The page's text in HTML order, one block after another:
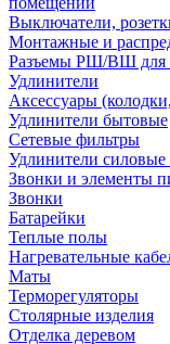
Выключатели,
Монтажные и
Разъемы РШ/ВШ для
Удлинители
Аксессуары
Удлинители бытовые
Сетевые фильтры
Удлинители силовые
Звонки и элементы
Звонки
Батарейки
Теплые полы
Нагревательные
Маты
Терморегуляторы
Столярные изделия
Отделка деревом